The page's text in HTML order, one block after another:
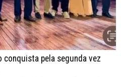
conquista pela segunda vez